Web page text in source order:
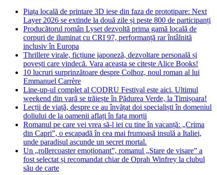
Piața locală de printare 3D iese din faza de prototipare: Next
Layer 2026 se extinde la două zile și peste 800 de participanți
Producătorul român Lyset dezvoltă prima gamă locală de
corpuri de iluminat cu CRI 97, performanță rar întâlnită
inclusiv în Europa
Thrillere virale, ficțiune japoneză, dezvoltare personală și
povești care vindecă. Vara aceasta se citește Alice Books!
10 lucruri surprinzătoare despre Colhoz, noul roman al lui
Emmanuel Carrère
Line-up-ul complet al CODRU Festival este aici. Ultimul
weekend din vară se trăiește în Pădurea Verde, la Timișoara!
Lecții de viață, despre ce au învățat doi specialiști în domeniul
doliului de la oamenii aflați în fața morții
Romanul pe care vei vrea să-l iei cu tine în vacanță: „Crima
din Capri”, o escapadă în cea mai frumoasă insulă a Italiei,
unde paradisul ascunde un secret mortal.
Un „rollercoaster emoționant”, romanul „Stare de visare” a
fost selectat și recomandat chiar de Oprah Winfrey la clubul
său de carte